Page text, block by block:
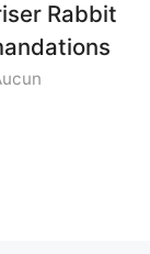
Rabbit